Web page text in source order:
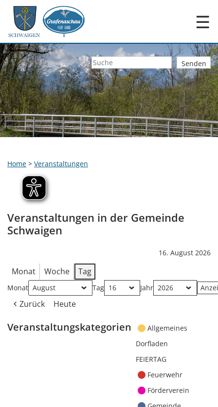
☰
Home > Veranstaltungen
Veranstaltungen in der Gemeinde
Schwaigen
16. August 2026
Monat Woche Tag
Monat Tag Jahr
Zurück Heute
Veranstaltungskategorien
Allgemeines
Dorfladen
FEIERTAG
Feuerwehr
Förderverein